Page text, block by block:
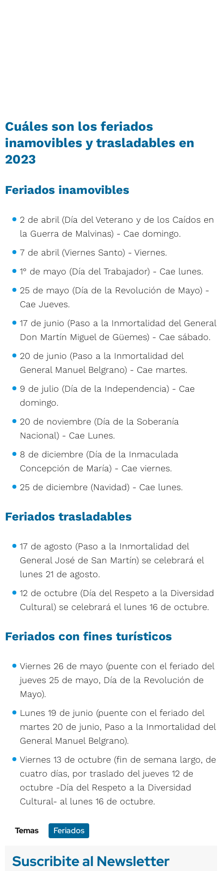
Cuáles son los feriados
inamovibles y trasladables en
2023
Feriados inamovibles
2 de abril (Día del Veterano y de los Caídos en
la Guerra de Malvinas) - Cae domingo.
7 de abril (Viernes Santo) - Viernes.
1° de mayo (Día del Trabajador) - Cae lunes.
25 de mayo (Día de la Revolución de Mayo) -
Cae Jueves.
17 de junio (Paso a la Inmortalidad del General
Don Martín Miguel de Güemes) - Cae sábado.
20 de junio (Paso a la Inmortalidad del
General Manuel Belgrano) - Cae martes.
9 de julio (Día de la Independencia) - Cae
domingo.
20 de noviembre (Día de la Soberanía
Nacional) - Cae Lunes.
8 de diciembre (Día de la Inmaculada
Concepción de María) - Cae viernes.
25 de diciembre (Navidad) - Cae lunes.
Feriados trasladables
17 de agosto (Paso a la Inmortalidad del
General José de San Martín) se celebrará el
lunes 21 de agosto.
12 de octubre (Día del Respeto a la Diversidad
Cultural) se celebrará el lunes 16 de octubre.
Feriados con fines turísticos
Viernes 26 de mayo (puente con el feriado del
jueves 25 de mayo, Día de la Revolución de
Mayo).
Lunes 19 de junio (puente con el feriado del
martes 20 de junio, Paso a la Inmortalidad del
General Manuel Belgrano).
Viernes 13 de octubre (fin de semana largo, de
cuatro días, por traslado del jueves 12 de
octubre -Día del Respeto a la Diversidad
Cultural- al lunes 16 de octubre.
Temas Feriados
Suscribite al Newsletter